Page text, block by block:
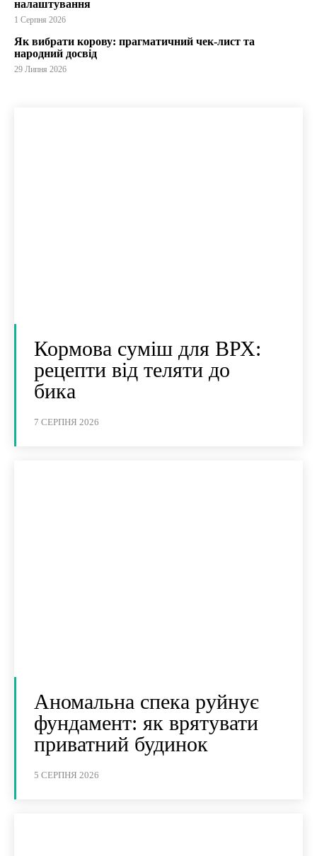
налаштування
1 Серпня 2026
Як вибрати корову: прагматичний чек-лист та
народний досвід
29 Липня 2026
Кормова суміш для ВРХ:
рецепти від теляти до
бика
7 СЕРПНЯ 2026
Аномальна спека руйнує
фундамент: як врятувати
приватний будинок
5 СЕРПНЯ 2026